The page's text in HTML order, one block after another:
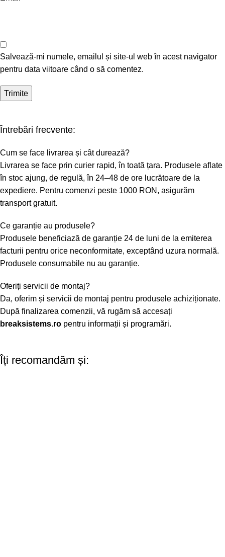
Salvează-mi numele, emailul și site-ul web în acest navigator
pentru data viitoare când o să comentez.
Întrebări frecvente:
Cum se face livrarea și cât durează?
Livrarea se face prin curier rapid, în toată țara. Produsele aflate
în stoc ajung, de regulă, în 24–48 de ore lucrătoare de la
expediere. Pentru comenzi peste 1000 RON, asigurăm
transport gratuit.
Ce garanție au produsele?
Produsele beneficiază de garanție 24 de luni de la emiterea
facturii pentru orice neconformitate, exceptând uzura normală.
Produsele consumabile nu au garanție.
Oferiți servicii de montaj?
Da, oferim și servicii de montaj pentru produsele achiziționate.
După finalizarea comenzii, vă rugăm să accesați
breaksistems.ro pentru informații și programări.
Îți recomandăm și: